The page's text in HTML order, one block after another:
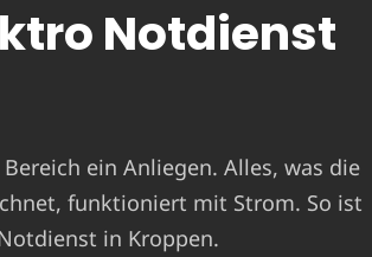
Notdienst
ein Anliegen. Alles, was die
funktioniert mit Strom. So ist
in Kroppen.